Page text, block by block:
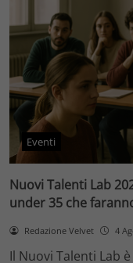
Eventi
Nuovi Talenti Lab
under 35 che
Redazione Velvet 4
Il Nuovi Talenti Lab